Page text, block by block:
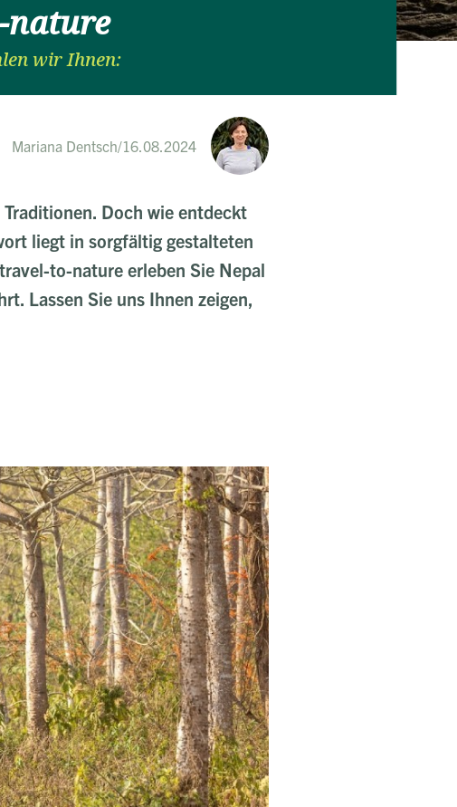
nature
wir Ihnen:
Mariana Dentsch/16.08.2024
Doch wie entdeckt
liegt in sorgfältig gestalteten
to-nature erleben Sie Nepal
Lassen Sie uns Ihnen zeigen,